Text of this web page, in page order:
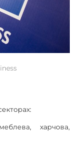
харчова,